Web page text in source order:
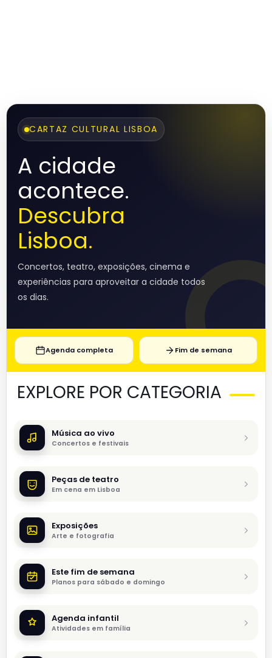
CARTAZ CULTURAL LISBOA
A cidade
acontece.
Descubra
Lisboa.
Concertos, teatro, exposições, cinema e
experiências para aproveitar a cidade todos
os dias.
Agenda completa Fim de semana
EXPLORE POR CATEGORIA
Música ao vivo
Concertos e festivais
Peças de teatro
Em cena em Lisboa
Exposições
Arte e fotografia
Este fim de semana
Planos para sábado e domingo
Agenda infantil
Atividades em família